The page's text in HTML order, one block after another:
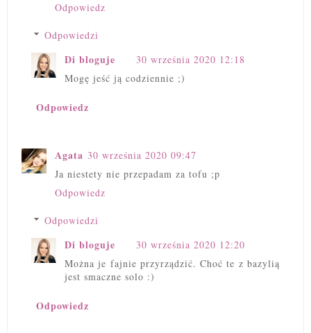
Odpowiedz
Odpowiedzi
Di bloguje
30 września 2020 12:18
Mogę jeść ją codziennie ;)
Odpowiedz
Agata 30 września 2020 09:47
Ja niestety nie przepadam za tofu ;p
Odpowiedz
Odpowiedzi
Di bloguje
30 września 2020 12:20
Można je fajnie przyrządzić. Choć te z bazylią
jest smaczne solo :)
Odpowiedz